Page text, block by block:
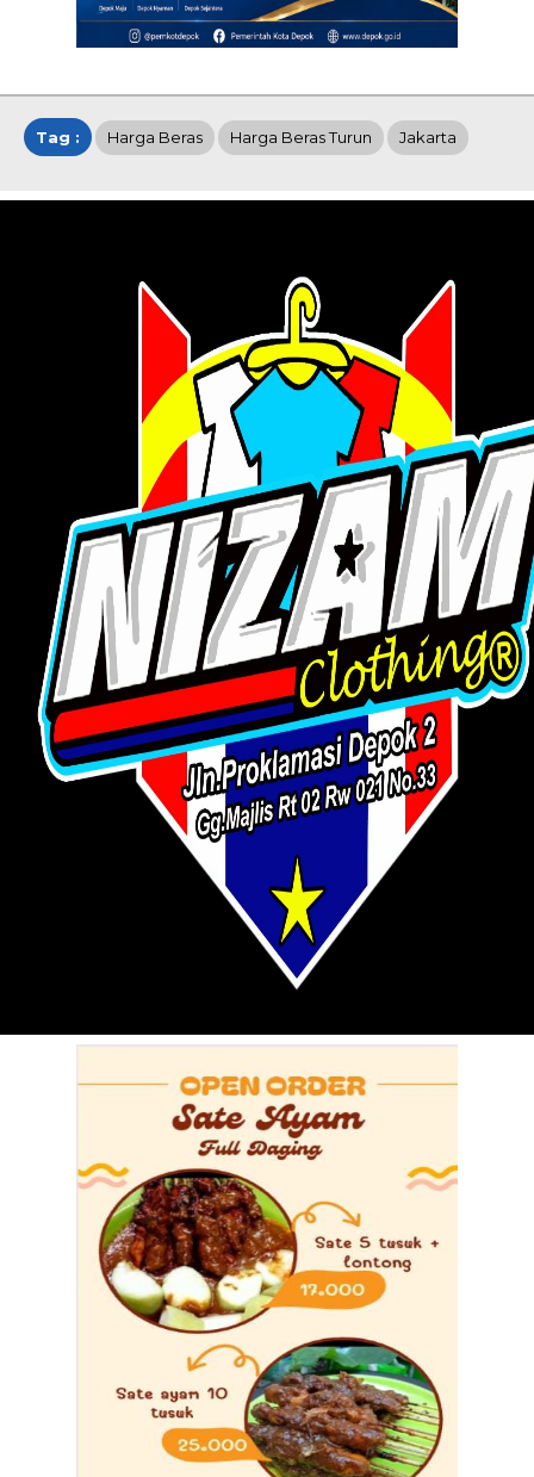
Tag : Harga Beras Harga Beras Turun Jakarta